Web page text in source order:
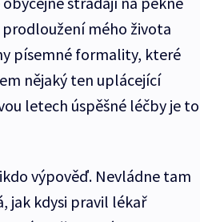
mého života
písemné formality, které
nějaký ten uplácející
letech úspěšné léčby je to
výpověď. Nevládne tam
jak kdysi pravil lékař